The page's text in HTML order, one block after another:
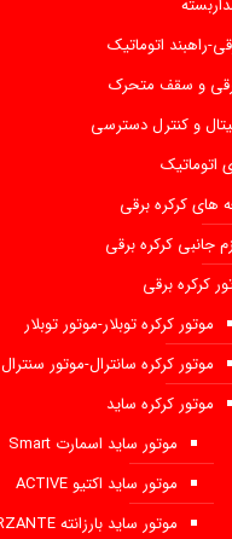
راهبند اتوماتیک
و سقف متحرک
و کنترل دسترسی
اتوماتیک
های کرکره برقی
جانبی کرکره برقی
کرکره برقی
موتور کرکره توبلار-موتور توبلار
موتور کرکره سانترال-موتور سنترال
موتور کرکره ساید
موتور ساید اسمارت Smart
موتور ساید اکتیو ACTIVE
موتور ساید بارزانته BARZANTE